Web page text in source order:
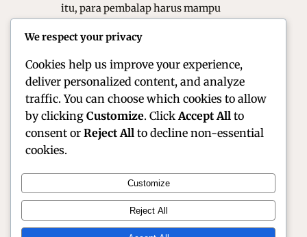
itu, para pembalap harus mampu
dalam suhu kokpit yang sangat
Official Site of Christian Montanari | Racer &
Motorsport Profile
We respect your privacy
Cookies help us improve your experience,
deliver personalized content, and analyze
traffic. You can choose which cookies to allow
by clicking Customize. Click Accept All to
consent or Reject All to decline non-essential
cookies.
Customize
Reject All